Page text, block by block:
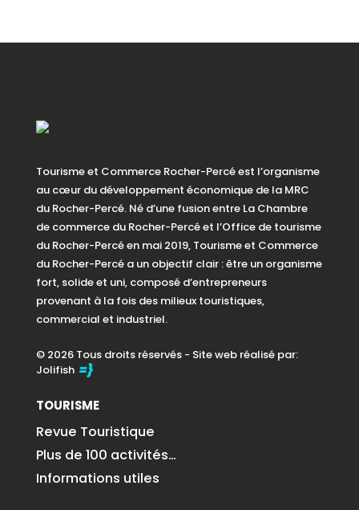
Tourisme et Commerce Rocher-Percé est l’organisme
au cœur du développement économique de la MRC
du Rocher-Percé. Né d’une fusion entre La Chambre
de commerce du Rocher-Percé et l’Office de tourisme
du Rocher-Percé en mai 2019, Tourisme et Commerce
du Rocher-Percé a un objectif clair : être un organisme
fort, solide et uni, composé d’entrepreneurs
provenant à la fois des milieux touristiques,
commercial et industriel.
© 2026 Tous droits réservés - Site web réalisé par:
Jolifish
TOURISME
Revue Touristique
Plus de 100 activités…
Informations utiles